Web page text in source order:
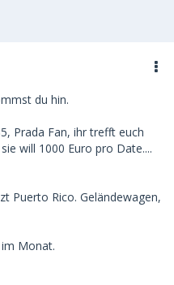
ich weiß das es
Situation ankommt und
Preise kann man sich, im
du hin.
Prada Fan, ihr trefft euch
will 1000 Euro pro Date....
Puerto Rico. Geländewagen,
Monat.